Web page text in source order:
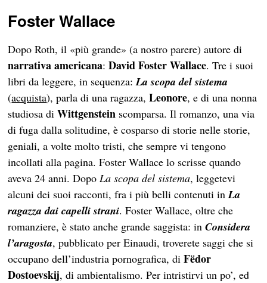
Foster Wallace
Dopo Roth, il «più grande» (a nostro parere) autore di
narrativa americana:David Foster Wallace. Tre i suoi
libri da leggere, in sequenza:La scopa del sistema
(acquista), parla di una ragazza,Leonore, e di una nonna
studiosa diWittgenstein scomparsa. Il romanzo, una via
di fuga dalla solitudine, è cosparso di storie nelle storie,
geniali, a volte molto tristi, che sempre vi tengono
incollati alla pagina. Foster Wallace lo scrisse quando
aveva 24 anni. DopoLa scopa del sistema, leggetevi
alcuni dei suoi racconti, fra i più belli contenuti inLa
ragazza dai capelli strani. Foster Wallace, oltre che
romanziere, è stato anche grande saggista: inConsidera
l’aragosta, pubblicato per Einaudi, troverete saggi che si
occupano dell’industria pornografica, diFëdor
Dostoevskij, di ambientalismo. Per intristirvi un po’, ed